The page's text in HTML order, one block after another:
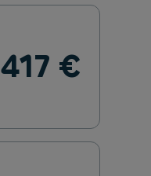
417 €